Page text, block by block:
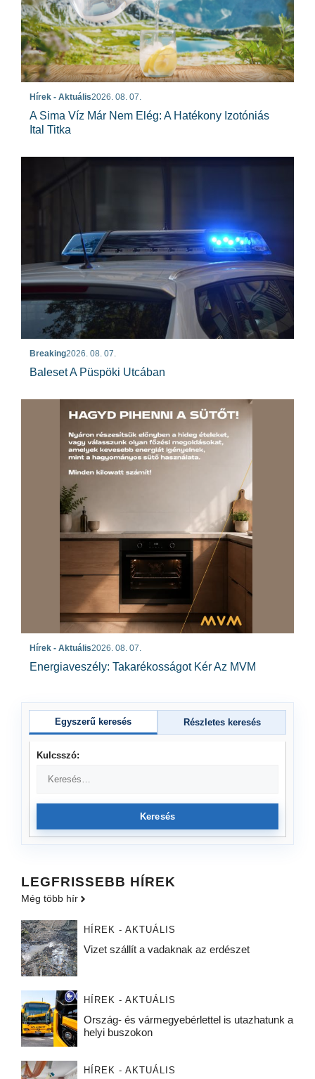
Hírek - Aktuális2026. 08. 07.
A Sima Víz Már Nem Elég: A Hatékony Izotóniás
Ital Titka
Breaking2026. 08. 07.
Baleset A Püspöki Utcában
Hírek - Aktuális2026. 08. 07.
Energiaveszély: Takarékosságot Kér Az MVM
Egyszerű keresés Részletes keresés
Kulcsszó:
Keresés
LEGFRISSEBB HÍREK
Még több hír
HÍREK - AKTUÁLIS
Vizet szállít a vadaknak az erdészet
HÍREK - AKTUÁLIS
Ország- és vármegyebérlettel is utazhatunk a
helyi buszokon
HÍREK - AKTUÁLIS